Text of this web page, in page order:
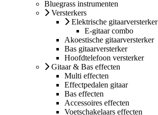
Bluegrass instrumenten
Versterkers
Elektrische gitaarversterker
E-gitaar combo
Akoestische gitaarversterker
Bas gitaarversterker
Hoofdtelefoon versterker
Gitaar & Bas effecten
Multi effecten
Effectpedalen gitaar
Bas effecten
Accessoires effecten
Voetschakelaars effecten